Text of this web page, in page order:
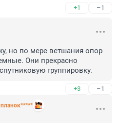
+1 –1
но по мере ветшания опор
Они прекрасно
группировку.
+3 –1